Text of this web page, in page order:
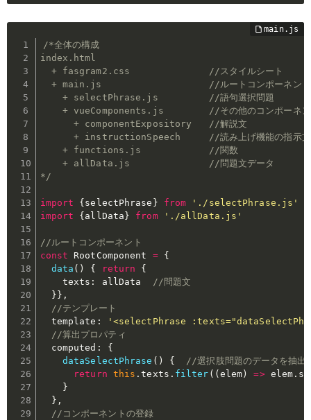
/*全体の構成
index.html
  + fasgram2.css              //スタイルシート
  + main.js                   //ルートコンポーネント
    + selectPhrase.js         //語句選択問題
+ vueComponents.js        //その他のコンポーネ
      + componentExpository   //解説文
      + instructionSpeech     //読み上げ機能の指示文
    + functions.js            //関数
    + allData.js              //問題文データ
*/
import { selectPhrase } from
'./selectPhrase.js'
import
{ allData } from './allData.js'
//ルートコンポーネント
const RootComponent =
{
data ( ) { return
{
    texts
: allData
//問題文
} } ,
//テンプレート
  template
:
'<selectPhrase
//算出プロパティ
  computed
:
{
dataSelectPhrase ( ) {
//選択肢問題のデータを抽出
return this .texts . filter ( ( elem ) => elem .
}
} ,
//コンポーネントの登録